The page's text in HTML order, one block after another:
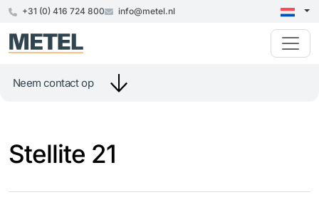
+31 (0) 416 724 800 info@metel.nl
Neem contact op
Stellite 21